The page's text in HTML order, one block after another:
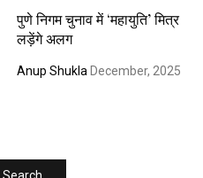
पुणे निगम चुनाव में ‘महायुति’ मित्र
लड़ेंगे अलग
Anup Shukla December, 2025